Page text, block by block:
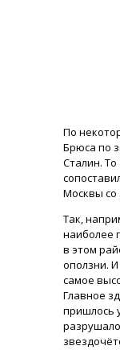
По
Брюса по
Сталин.
Москвы со
Так,
наиболее
в этом
оползни.
самое
Главное
пришлось